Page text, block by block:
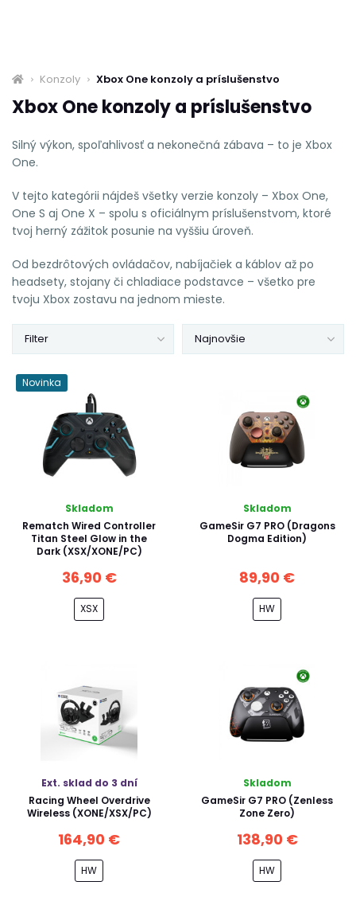
Konzoly Xbox One konzoly a príslušenstvo
Xbox One konzoly a príslušenstvo
Silný výkon, spoľahlivosť a nekonečná zábava – to je Xbox
One.
V tejto kategórii nájdeš všetky verzie konzoly – Xbox One,
One S aj One X – spolu s oficiálnym príslušenstvom, ktoré
tvoj herný zážitok posunie na vyššiu úroveň.
Od bezdrôtových ovládačov, nabíjačiek a káblov až po
headsety, stojany či chladiace podstavce – všetko pre
tvoju Xbox zostavu na jednom mieste.
Najnovšie
Filter
Novinka
Skladom
Rematch Wired Controller
Titan Steel Glow in the
Dark (XSX/XONE/PC)
36,90 €
XSX
Skladom
GameSir G7 PRO (Dragons
Dogma Edition)
89,90 €
HW
Ext. sklad do 3 dní
Racing Wheel Overdrive
Wireless (XONE/XSX/PC)
164,90 €
HW
Skladom
GameSir G7 PRO (Zenless
Zone Zero)
138,90 €
HW